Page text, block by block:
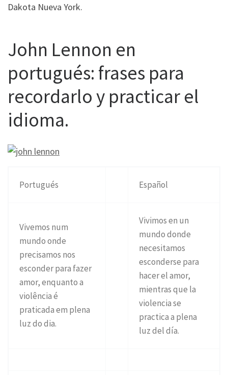
Dakota Nueva York.
John Lennon en
portugués: frases para
recordarlo y practicar el
idioma.
Portugués Español
Vivemos num
mundo onde
precisamos nos
esconder para fazer
amor, enquanto a
violência é
praticada em plena
luz do dia.
Vivimos en un
mundo donde
necesitamos
esconderse para
hacer el amor,
mientras que la
violencia se
practica a plena
luz del día.